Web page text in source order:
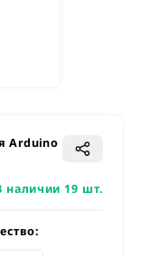
Arduino
наличии 19 шт.